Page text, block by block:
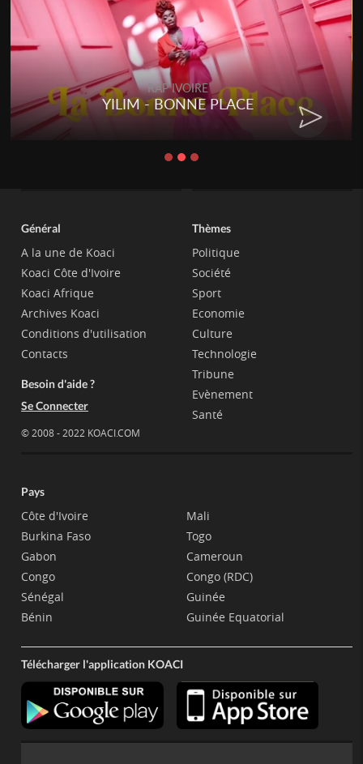
RAP IVOIRE
YILIM - BONNE PLACE
Général
A la une de Koaci
Koaci Côte d'Ivoire
Koaci Afrique
Archives Koaci
Conditions d'utilisation
Contacts
Besoin d'aide ?
Se Connecter
© 2008 - 2022 KOACI.COM
Thèmes
Politique
Société
Sport
Economie
Culture
Technologie
Tribune
Evènement
Santé
Pays
Côte d'Ivoire
Burkina Faso
Gabon
Congo
Sénégal
Bénin
Mali
Togo
Cameroun
Congo (RDC)
Guinée
Guinée Equatorial
Télécharger l'application KOACI